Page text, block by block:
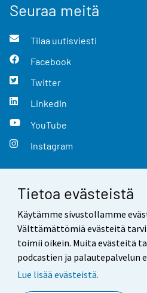
Tietoa evästeistä
Käytämme sivustollamme
Välttämättömiä evästeitä
toimii oikein. Muita evästeitä
podcastien ja palautepalvelun
Lue lisää evästeistä.
Seuraa meitä
Tilaa uutisviesti
Facebook
Twitter
LinkedIn
YouTube
Instagram
Yhteystiedot
Palaute
Käyttöehdot